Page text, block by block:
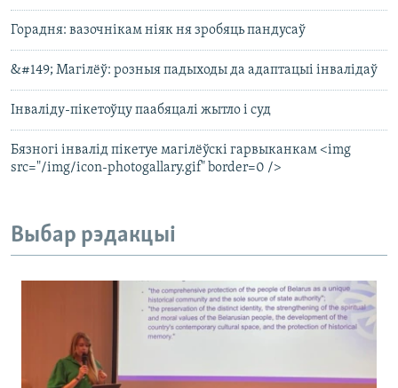
Горадня: вазочнікам ніяк ня зробяць пандусаў
&#149; Магілёў: розныя падыходы да адаптацыі інвалідаў
Інваліду-пікетоўцу паабяцалі жытло і суд
Бязногі інвалід пікетуе магілёўскі гарвыканкам <img
src="/img/icon-photogallary.gif" border=0 />
Выбар рэдакцыі